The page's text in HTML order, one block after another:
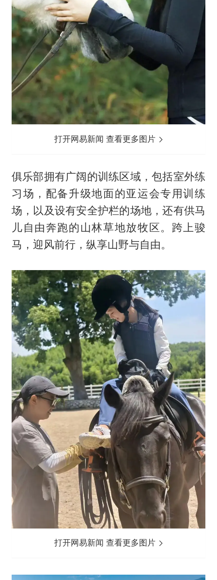
打开网易新闻 查看更多图片
俱乐部拥有广阔的训练区域，包括室外练
习场，配备升级地面的亚运会专用训练
场，以及设有安全护栏的场地，还有供马
儿自由奔跑的山林草地放牧区。跨上骏
马，迎风前行，纵享山野与自由。
打开网易新闻 查看更多图片